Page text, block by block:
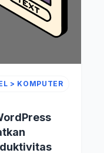
> KOMPUTER